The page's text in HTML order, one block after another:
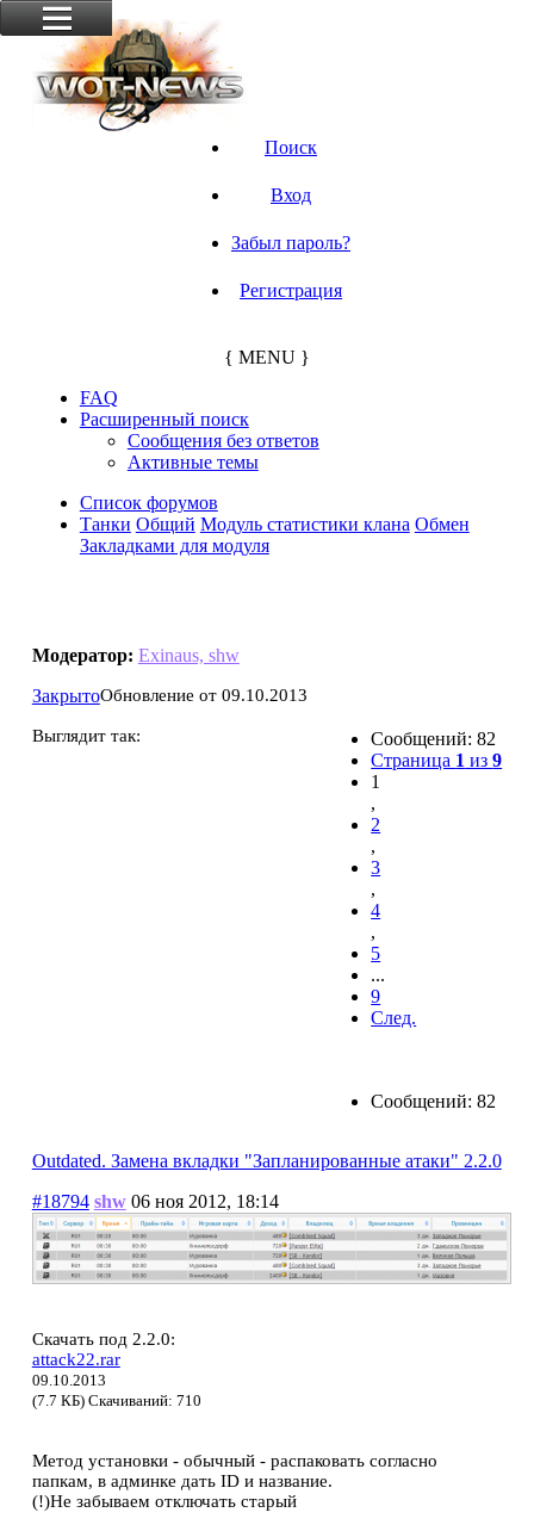
Поиск
Вход
Забыл пароль?
Регистрация
{ MENU }
FAQ
Расширенный поиск
Сообщения без ответов
Активные темы
Список форумов
Танки Общий Модуль статистики клана Обмен
Закладками для модуля
Модератор: Exinaus, shw
Сообщений: 82
Страница 1 из9
1
,
2
,
3
,
4
,
5
...
9
След.
Сообщений: 82
Закрыто
Outdated. Замена вкладки "Запланированные атаки" 2.2.0
#18794 shw 06 ноя 2012, 18:14
Обновление от 09.10.2013
Выглядит так:
Скачать под 2.2.0:
attack22.rar
09.10.2013
(7.7 КБ) Скачиваний: 710
Метод установки - обычный - распаковать согласно
папкам, в админке дать ID и название.
(!)Не забываем отключать старый